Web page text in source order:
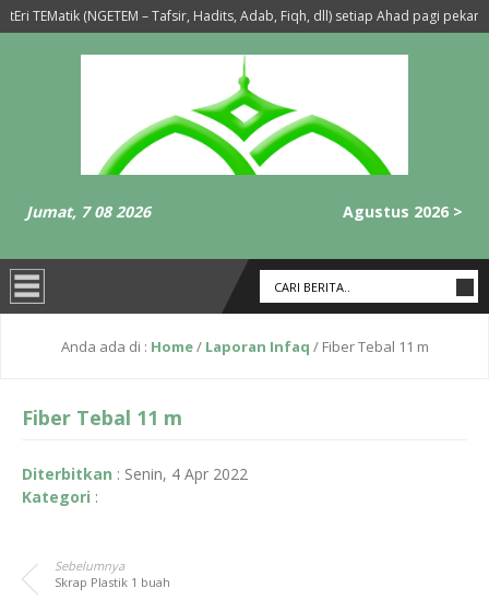
TEMatik (NGETEM – Tafsir, Hadits, Adab, Fiqh, dll) setiap Ahad pagi pekan 2,
Jumat, 7 08 2026 Agustus 2026 >
Anda ada di : Home/ Laporan Infaq / Fiber Tebal 11 m
Fiber Tebal 11 m
Diterbitkan : Senin, 4 Apr 2022
Kategori :
Sebelumnya
Skrap Plastik 1 buah